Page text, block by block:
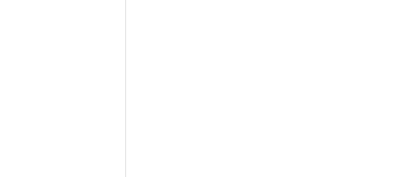
无锡市梁溪区人民中路
南通市崇川区工农路
苏州市苏州工业园区星
武汉市江汉区解放大道
南宁市青秀区金湖路59